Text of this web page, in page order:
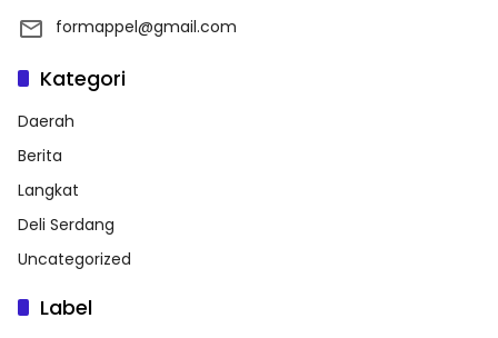
formappel@gmail.com
Kategori
Daerah
Berita
Langkat
Deli Serdang
Uncategorized
Label